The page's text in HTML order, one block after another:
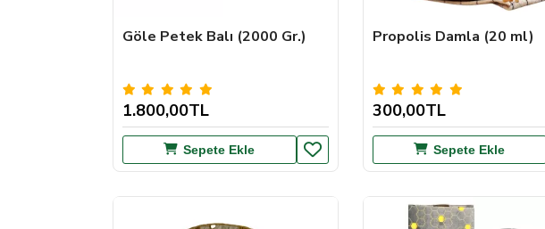
Göle Petek Balı (2000 Gr.)
1.800,00TL
Sepete Ekle
Propolis Damla (20 ml)
300,00TL
Sepete Ekle